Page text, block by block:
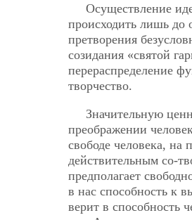
Осуществление
происходить лишь до
претворения
созидания «святой
перераспределение
творчество.
Значительную
преображении
свободе человека, на
действительным со-
предполагает
в нас способность к
верит в способность